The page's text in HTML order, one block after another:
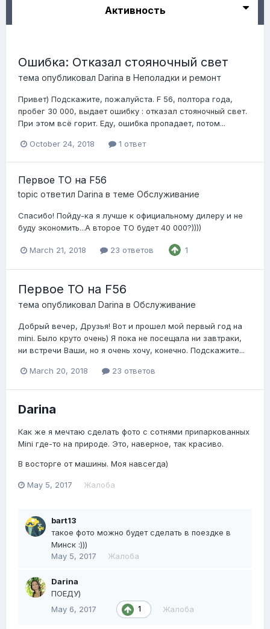
Активность
Ошибка: Отказал стояночный свет
тема опубликовал Darina в Неполадки и ремонт
Привет) Подскажите, пожалуйста. F 56, полтора года,
пробег 30 000, выдает ошибку : отказал стояночный свет.
При этом всё горит. Еду, ошибка пропадает, потом...
October 24, 2018 1 ответ
Первое ТО на F56
topic ответил Darina в теме Обслуживание
Спасибо! Пойду-ка я лучше к официальному дилеру и не
буду экономить...А второе ТО будет 40 000?))))
March 21, 2018 23 ответов 1
Первое ТО на F56
тема опубликовал Darina в Обслуживание
Добрый вечер, Друзья! Вот и прошел мой первый год на
mini. Было круто очень) Я пока не посещала ни завтраки,
ни встречи Ваши, но я очень хочу, конечно. Подскажите...
March 20, 2018 23 ответов
Darina
Как же я мечтаю сделать фото с сотнями припаркованных
Mini где-то на природе. Это, наверное, так красиво.
В восторге от машины. Моя навсегда)
May 5, 2017 Жалоба
bart13
такое фото можно будет сделать в поездке в
Минск :)))
May 5, 2017
Жалоба
Darina
ПОЕДУ)
May 6, 2017
1 Жалоба